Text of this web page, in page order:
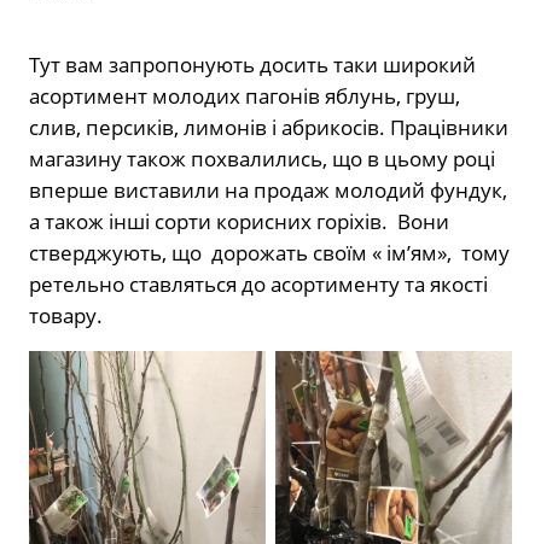
Тут вам запропонують досить таки широкий
асортимент молодих пагонів яблунь, груш,
слив, персиків, лимонів і абрикосів. Працівники
магазину також похвалились, що в цьому році
вперше виставили на продаж молодий фундук,
а також інші сорти корисних горіхів. Вони
стверджують, що дорожать своїм « ім’ям», тому
ретельно ставляться до асортименту та якості
товару.